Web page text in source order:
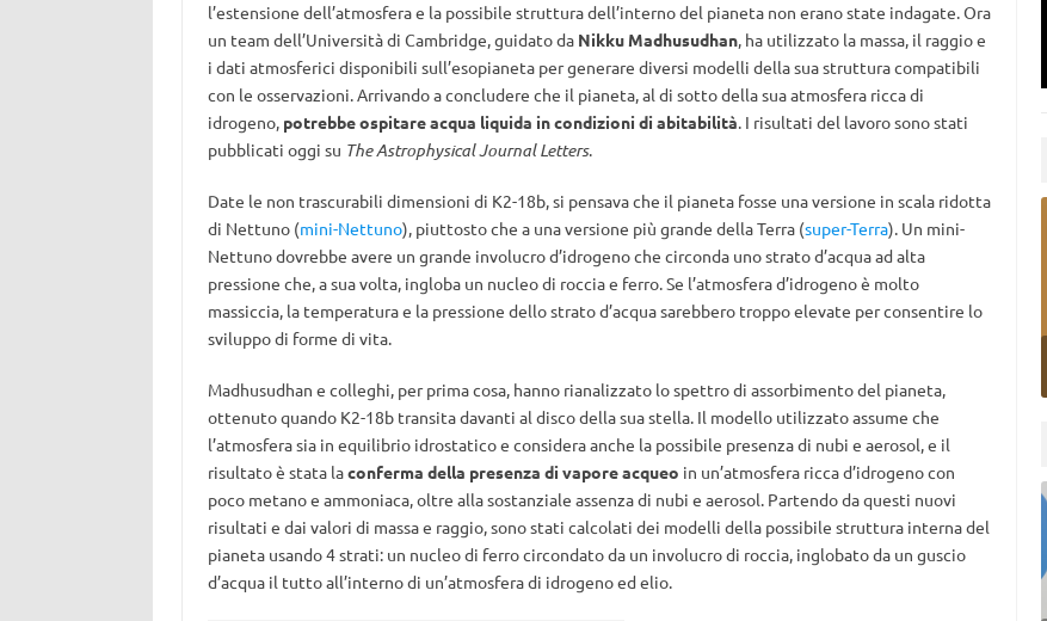
l’estensione dell’atmosfera e la possibile struttura dell’interno del pianeta non erano state indagate. Ora
un team dell’Università di Cambridge, guidato da Nikku Madhusudhan, ha utilizzato la massa, il raggio e
i dati atmosferici disponibili sull’esopianeta per generare diversi modelli della sua struttura compatibili
con le osservazioni. Arrivando a concludere che il pianeta, al di sotto della sua atmosfera ricca di
idrogeno, potrebbe ospitare acqua liquida in condizioni di abitabilità. I risultati del lavoro sono stati
pubblicati oggi su The Astrophysical Journal Letters.
Date le non trascurabili dimensioni di K2-18b, si pensava che il pianeta fosse una versione in scala ridotta
di Nettuno (mini-Nettuno), piuttosto che a una versione più grande della Terra (super-Terra). Un mini-
Nettuno dovrebbe avere un grande involucro d’idrogeno che circonda uno strato d’acqua ad alta
pressione che, a sua volta, ingloba un nucleo di roccia e ferro. Se l’atmosfera d’idrogeno è molto
massiccia, la temperatura e la pressione dello strato d’acqua sarebbero troppo elevate per consentire lo
sviluppo di forme di vita.
Madhusudhan e colleghi, per prima cosa, hanno rianalizzato lo spettro di assorbimento del pianeta,
ottenuto quando K2-18b transita davanti al disco della sua stella. Il modello utilizzato assume che
l’atmosfera sia in equilibrio idrostatico e considera anche la possibile presenza di nubi e aerosol, e il
risultato è stata laconferma della presenza di vapore acqueo in un’atmosfera ricca d’idrogeno con
poco metano e ammoniaca, oltre alla sostanziale assenza di nubi e aerosol. Partendo da questi nuovi
risultati e dai valori di massa e raggio, sono stati calcolati dei modelli della possibile struttura interna del
pianeta usando 4 strati: un nucleo di ferro circondato da un involucro di roccia, inglobato da un guscio
d’acqua il tutto all’interno di un’atmosfera di idrogeno ed elio.